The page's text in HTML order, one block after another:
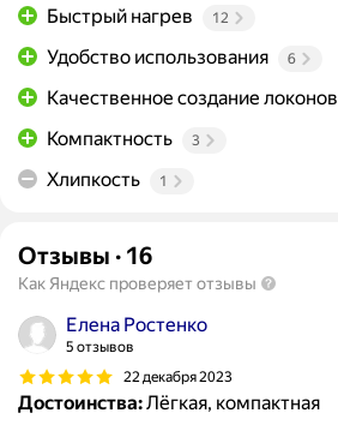
Быстрый нагрев
12
Удобство использования 6
Качественное создание локонов
Компактность 3
Хлипкость 1
Отзывы · 16
Как Яндекс проверяет отзывы
Елена Ростенко
5 отзывов
22 декабря 2023
Достоинства:Лёгкая, компактная